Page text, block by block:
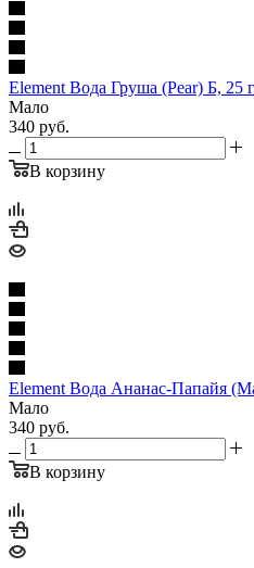
Element Вода Груша (Pear) Б, 25
Мало
340 руб.
В корзину
Element Вода Ананас-Папайя
Мало
340 руб.
В корзину